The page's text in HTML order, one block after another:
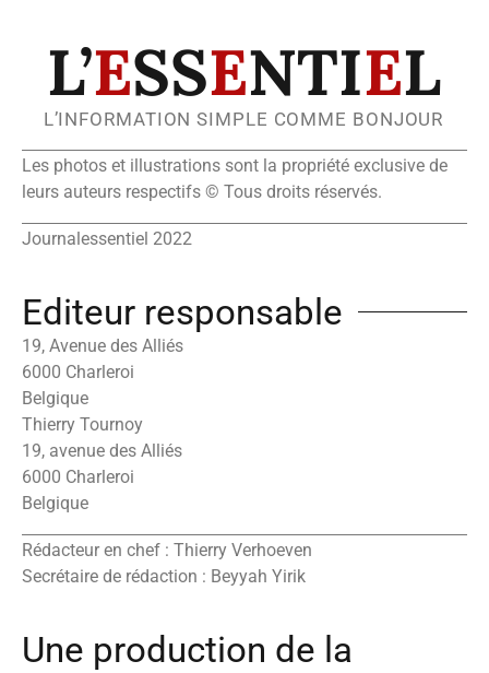
L’ESSENTIEL
L’INFORMATION SIMPLE COMME BONJOUR
Les photos et illustrations sont la propriété exclusive de
leurs auteurs respectifs © Tous droits réservés.
Journalessentiel 2022
Editeur responsable
19, Avenue des Alliés
6000 Charleroi
Belgique
Thierry Tournoy
19, avenue des Alliés
6000 Charleroi
Belgique
Rédacteur en chef : Thierry Verhoeven
Secrétaire de rédaction : Beyyah Yirik
Une production de la